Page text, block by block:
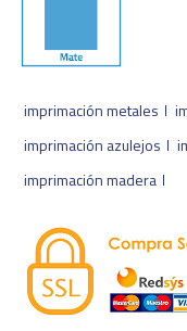
imprimación metales
imprimación azulejos
imprimación madera